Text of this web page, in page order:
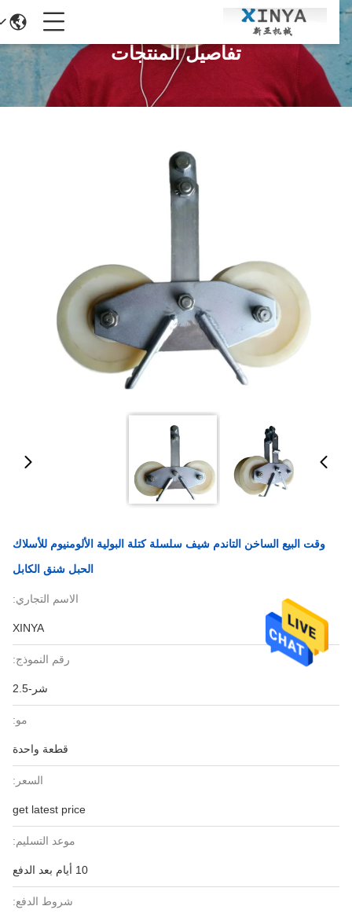
تفاصيل المنتجات
وقت البيع الساخن التاندم شيف سلسلة كتلة البولية الألومنيوم للأسلاك
الحبل شنق الكابل
الاسم التجاري:
XINYA
رقم النموذج:
شر-2.5
مو:
قطعة واحدة
السعر:
get latest price
موعد التسليم:
10 أيام بعد الدفع
شروط الدفع: